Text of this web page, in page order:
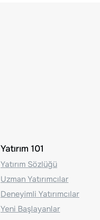
Yatırım 101
Yatırım Sözlüğü
Uzman Yatırımcılar
Deneyimli Yatırımcılar
Yeni Başlayanlar